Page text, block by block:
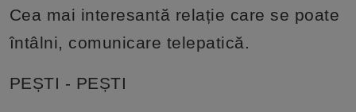
Cea mai interesantă relație care se poate
întâlni, comunicare telepatică.
PEȘTI - PEȘTI